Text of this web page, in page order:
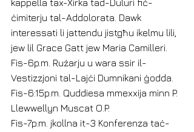
kappella tax-Xirka tad-Duluri fiċ-
ċimiterju tal-Addolorata. Dawk
interessati li jattendu jistgħu ikelmu lili,
jew lil Grace Gatt jew Maria Camilleri.
Fis-6p.m. Rużarju u wara ssir il-
Vestizzjoni tal-Lajċi Dumnikani ġodda.
Fis-6:15p.m. Quddiesa mmexxija minn P.
Llewwellyn Muscat O.P.
Fis-7p.m. jkollna it-3 Konferenza taċ-